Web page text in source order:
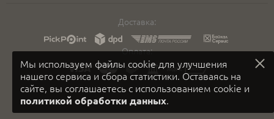
Мы используем файлы cookie для улучшения
нашего сервиса и сбора статистики. Оставаясь на
сайте, вы соглашаетесь с использованием cookie и
политикой обработки данных.
Доставка:
Оплата: